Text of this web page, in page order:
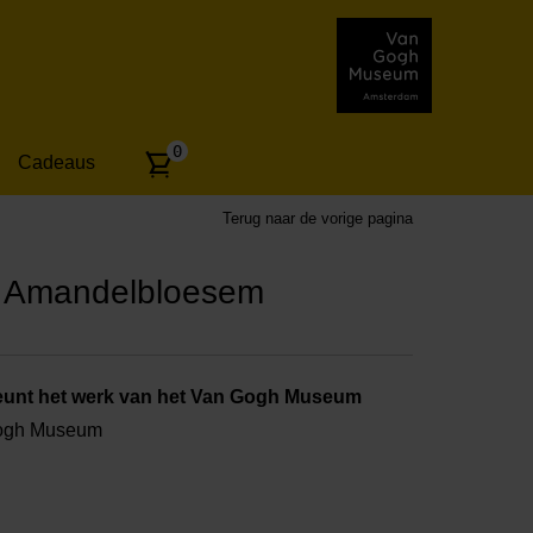
Cadeaus
Aantal
0
Terug naar de vorige pagina
het werk van het Van Gogh Museum
Museum